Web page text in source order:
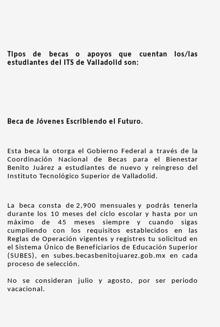
Tipos de becas o apoyos que cuentan los/las
estudiantes del ITS de Valladolid son:
Beca de Jóvenes Escribiendo el Futuro.
Esta beca la otorga el Gobierno Federal a través de la
Coordinación Nacional de Becas para el Bienestar
Benito Juárez a estudiantes de nuevo y reingreso del
Instituto Tecnológico Superior de Valladolid.
La beca consta de 2,900 mensuales y podrás tenerla
durante los 10 meses del ciclo escolar y hasta por un
máximo de 45 meses siempre y cuando sigas
cumpliendo con los requisitos establecidos en las
Reglas de Operación vigentes y registres tu solicitud en
el Sistema Único de Beneficiarios de Educación Superior
(SUBES), en subes.becasbenitojuarez.gob.mx en cada
proceso de selección.
No se consideran julio y agosto, por ser periodo
vacacional.